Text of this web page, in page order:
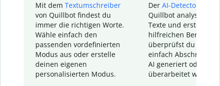
Mit dem Textumschreiber
von Quillbot findest du
immer die richtigen Worte.
Wähle einfach den
passenden vordefinierten
Modus aus oder erstelle
deinen eigenen
personalisierten Modus.
Der AI-Detector
Quillbot analysiert
Texte und erstellt
hilfreichen Bericht.
überprüfst du
einfach Abschnitte,
AI generiert oder
überarbeitet wurden.